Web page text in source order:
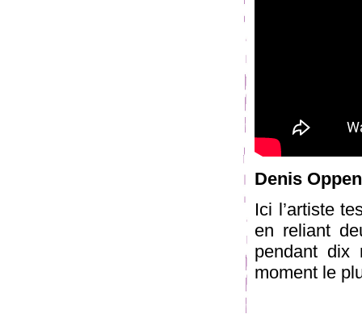
Denis
Ici l’artiste
en reliant
pendant dix
moment le